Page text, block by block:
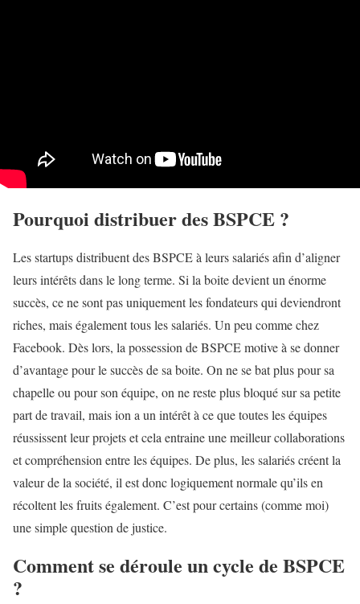
Pourquoi distribuer des BSPCE ?
Les startups distribuent des BSPCE à leurs salariés afin d’aligner
leurs intérêts dans le long terme. Si la boite devient un énorme
succès, ce ne sont pas uniquement les fondateurs qui deviendront
riches, mais également tous les salariés. Un peu comme chez
Facebook. Dès lors, la possession de BSPCE motive à se donner
d’avantage pour le succès de sa boite. On ne se bat plus pour sa
chapelle ou pour son équipe, on ne reste plus bloqué sur sa petite
part de travail, mais ion a un intérêt à ce que toutes les équipes
réussissent leur projets et cela entraine une meilleur collaborations
et compréhension entre les équipes. De plus, les salariés créent la
valeur de la société, il est donc logiquement normale qu’ils en
récoltent les fruits également. C’est pour certains (comme moi)
une simple question de justice.
Comment se déroule un cycle de BSPCE
?